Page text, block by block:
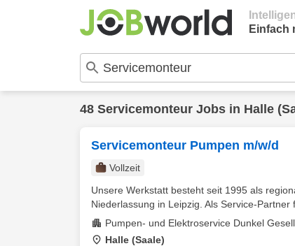
Einfach
48 Servicemonteur Jobs in Halle
Servicemonteur Pumpen m/w/d
Vollzeit
Unsere Werkstatt besteht seit 1995 als
Niederlassung in Leipzig. Als Service-Partner
Pumpen- und Elektroservice Dunkel
Halle (Saale)